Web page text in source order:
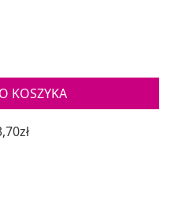
KOSZYKA